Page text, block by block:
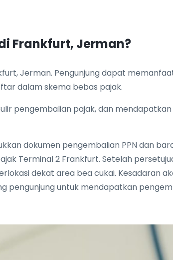
Frankfurt, Jerman?
Jerman. Pengunjung dapat
dalam skema bebas pajak.
pengembalian pajak, dan
dokumen pengembalian PPN dan
Terminal 2 Frankfurt. Setelah
dekat area bea cukai. Kesadaran
untuk mendapatkan